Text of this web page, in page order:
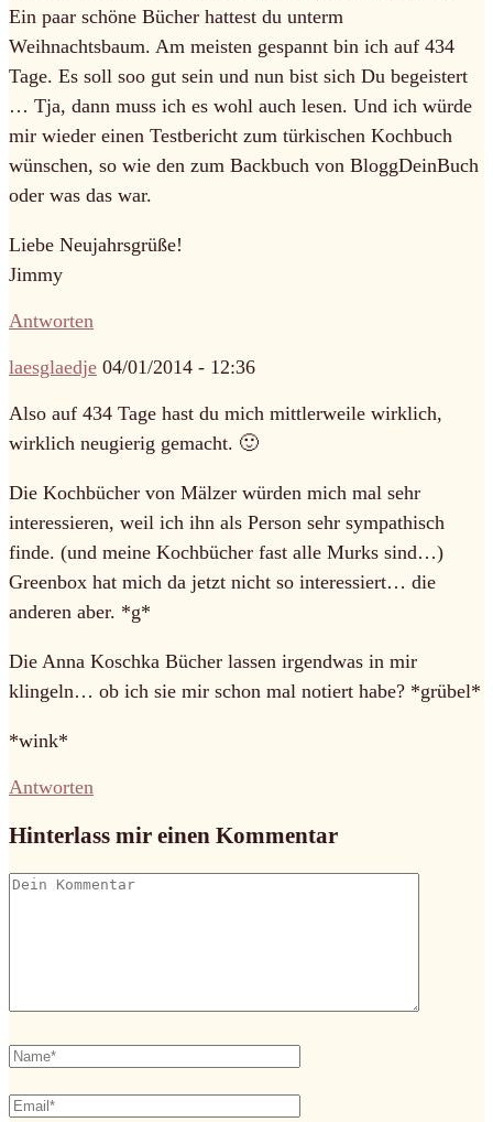
Ein paar schöne Bücher hattest du unterm
Weihnachtsbaum. Am meisten gespannt bin ich auf 434
Tage. Es soll soo gut sein und nun bist sich Du begeistert
… Tja, dann muss ich es wohl auch lesen. Und ich würde
mir wieder einen Testbericht zum türkischen Kochbuch
wünschen, so wie den zum Backbuch von BloggDeinBuch
oder was das war.
Liebe Neujahrsgrüße!
Jimmy
Antworten
laesglaedje 04/01/2014 - 12:36
Also auf 434 Tage hast du mich mittlerweile wirklich,
wirklich neugierig gemacht. 🙂
Die Kochbücher von Mälzer würden mich mal sehr
interessieren, weil ich ihn als Person sehr sympathisch
finde. (und meine Kochbücher fast alle Murks sind…)
Greenbox hat mich da jetzt nicht so interessiert… die
anderen aber. *g*
Die Anna Koschka Bücher lassen irgendwas in mir
klingeln… ob ich sie mir schon mal notiert habe? *grübel*
*wink*
Antworten
Hinterlass mir einen Kommentar